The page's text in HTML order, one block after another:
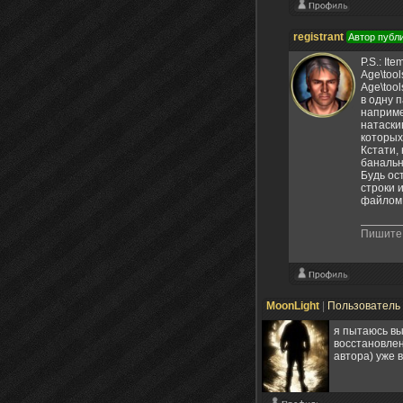
registrant Автор
P.S.:
в одну
Будь
строки
Пишите
МoonLight
Пользователь
я пытаюсь
автора) уже